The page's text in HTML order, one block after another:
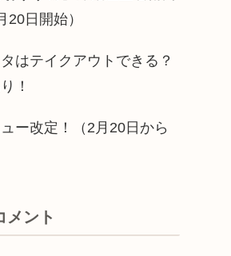
20日開始）
はテイクアウトできる？
！
ー改定！（2月20日から
メント